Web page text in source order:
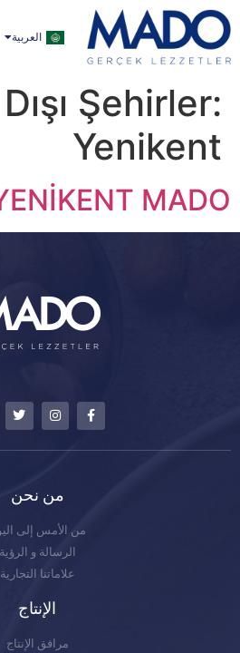
العربية
ENGLISH
Şehirler:
Yenikent
MADO
من نحن
من الأمس إلى
الرسالة و الرؤية
علاماتنا التجارية
الإنتاج
مرافق الإنتاج